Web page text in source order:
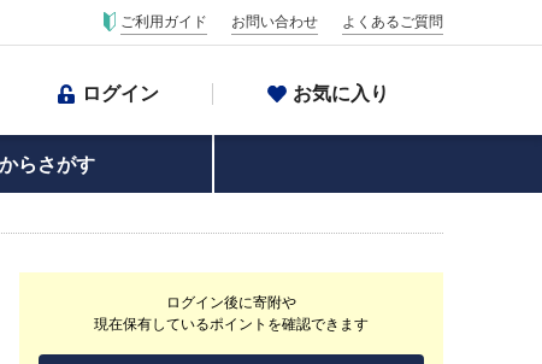
ご利用ガイド お問い合わせ よくあるご質問
ログイン お気に入り
らさがす
ログイン後に寄附や
現在保有しているポイントを確認できます